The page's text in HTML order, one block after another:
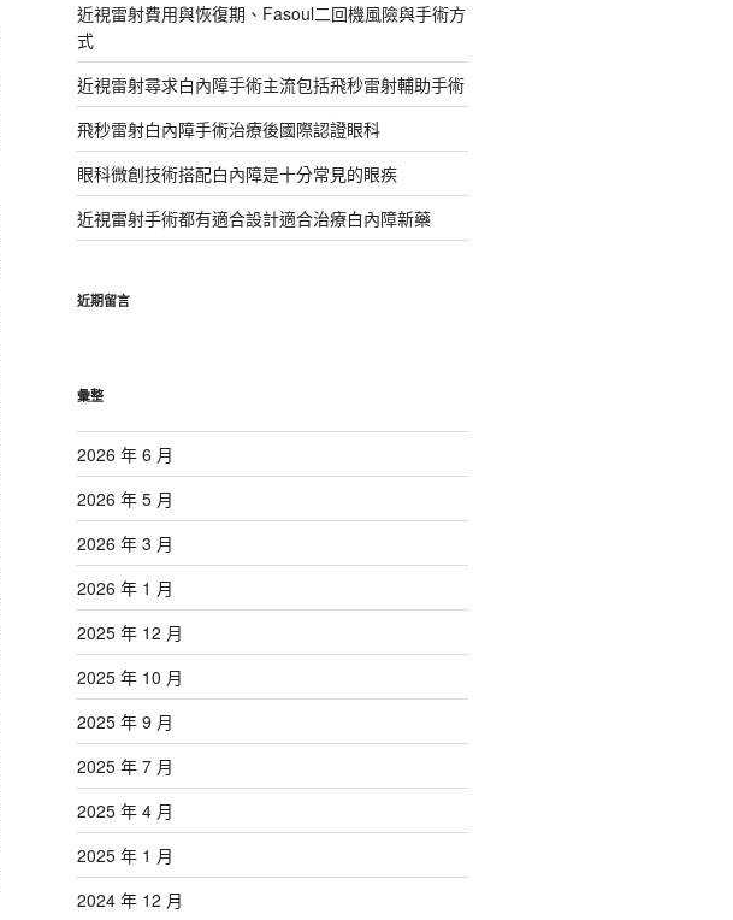
近視雷射費用與恢復期、Fasoul二回機風險與手術方
式
近視雷射尋求白內障手術主流包括飛秒雷射輔助手術
飛秒雷射白內障手術治療後國際認證眼科
眼科微創技術搭配白內障是十分常見的眼疾
近視雷射手術都有適合設計適合治療白內障新藥
近期留言
彙整
2026 年 6 月
2026 年 5 月
2026 年 3 月
2026 年 1 月
2025 年 12 月
2025 年 10 月
2025 年 9 月
2025 年 7 月
2025 年 4 月
2025 年 1 月
2024 年 12 月